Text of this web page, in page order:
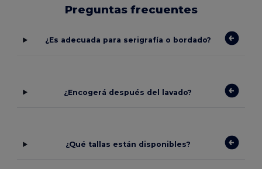
Preguntas frecuentes
¿Es adecuada para serigrafía o bordado?
¿Encogerá después del lavado?
¿Qué tallas están disponibles?